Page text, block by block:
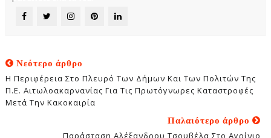
Νεότερο άρθρο
Η Περιφέρεια Στο Πλευρό Των Δήμων Και Των Πολιτών Της
Π.Ε. Αιτωλοακαρνανίας Για Τις Πρωτόγνωρες Καταστροφές
Μετά Την Κακοκαιρία
Παλαιότερο άρθρο
Παράσταση Αλέξανδρου Τσουβέλα Στο Αγρίνιο